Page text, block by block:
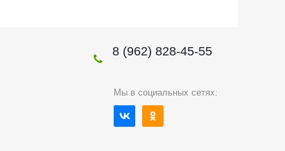
8 (962) 828-45-55
Мы в социальных сетях: